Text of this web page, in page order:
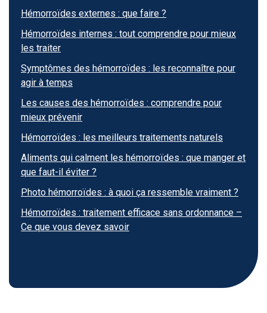
Hémorroïdes externes : que faire ?
Hémorroïdes internes : tout comprendre pour mieux
les traiter
Symptômes des hémorroïdes : les reconnaître pour
agir à temps
Les causes des hémorroïdes : comprendre pour
mieux prévenir
Hémorroïdes : les meilleurs traitements naturels
Aliments qui calment les hémorroïdes : que manger et
que faut-il éviter ?
Photo hémorroïdes : à quoi ça ressemble vraiment ?
Hémorroïdes : traitement efficace sans ordonnance –
Ce que vous devez savoir